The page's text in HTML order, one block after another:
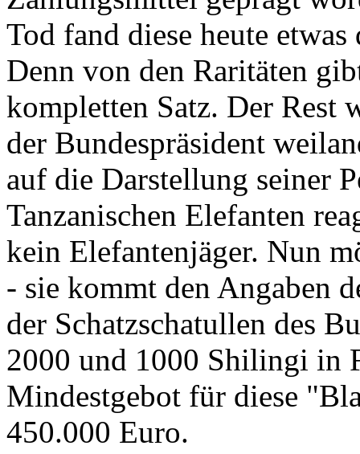
Tod fand diese heute
Denn von den Raritäten
kompletten Satz. Der Rest
der Bundespräsident
auf die Darstellung seiner
Tanzanischen Elefanten
kein Elefantenjäger. Nun
- sie kommt den Angaben
der Schatzschatullen des
2000 und 1000 Shilingi in
Mindestgebot für diese
450.000 Euro.